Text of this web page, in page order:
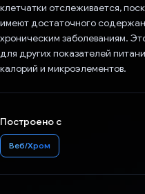
клетчатки отслеживается,
имеют достаточного
хроническим заболеваниям.
для других показателей
калорий и микроэлементов.
Построено с
Веб/Хром